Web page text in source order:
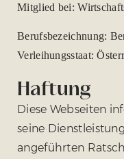
Mitglied bei:
Berufsbezeichnung:
Verleihungsstaat:
Haftung
Diese Webseiten
seine
angeführten